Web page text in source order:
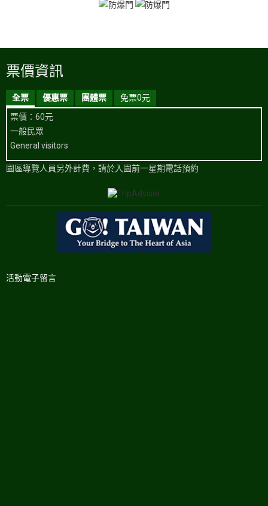
票價資訊
全票 優惠票 團體票
免票0元
票價：60元
一般民眾
General visitors
園區導覽人員另外計費，請於入園前一星期電話預約
活動電子留言